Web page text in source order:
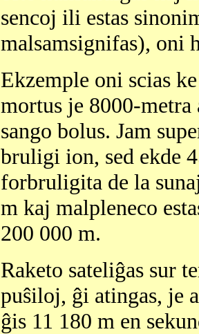
sencoj ili estas
malsamsignifas), oni
Ekzemple oni scias
mortus je 8000-metra
sango bolus. Jam
bruligi ion, sed ekde
forbruligita de la
m kaj malpleneco
200 000 m.
Raketo sateliĝas sur
puŝiloj, ĝi atingas, je
ĝis 11 180 m en